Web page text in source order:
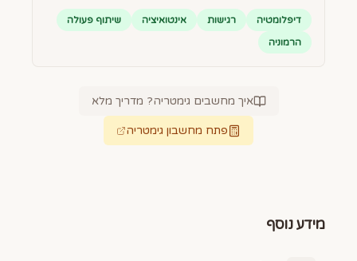
דיפלומטיה רגישות אינטואיציה
שיתוף פעולה
הרמוניה
איך מחשבים גימטריה? מדריך מלא
פתח מחשבון גימטריה
מידע נוסף